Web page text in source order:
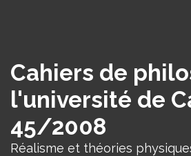
Cahiers de
l'université de
45/2008
Réalisme et théories